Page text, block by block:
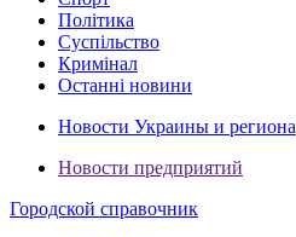
Політика
Суспільство
Кримінал
Останні новини
Новости Украины и региона
Новости предприятий
Городской справочник